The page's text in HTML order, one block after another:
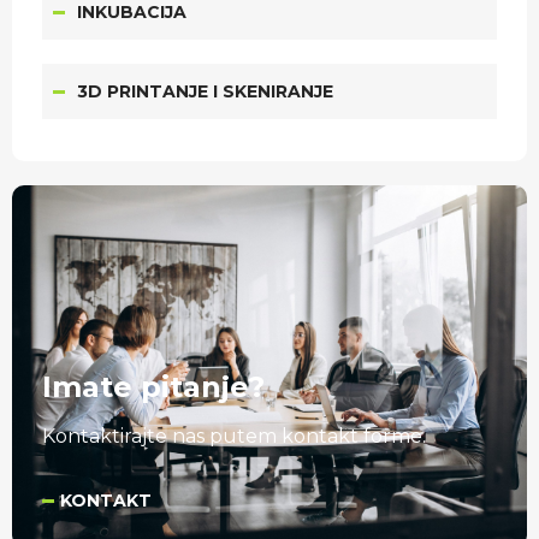
INKUBACIJA
3D PRINTANJE I SKENIRANJE
Imate pitanje?
Kontaktirajte nas putem kontakt forme.
KONTAKT